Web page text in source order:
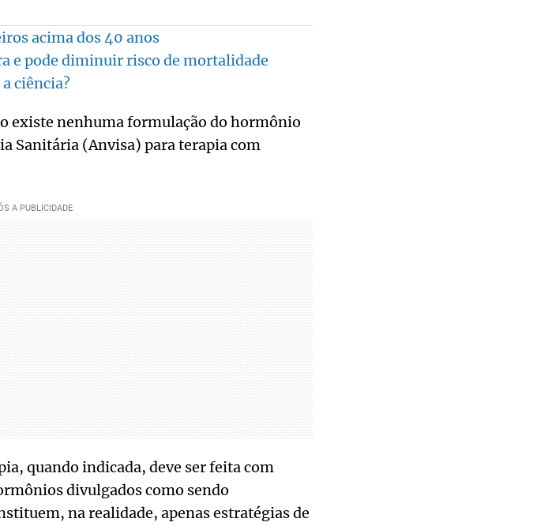
acima dos 40 anos
e pode diminuir risco de mortalidade
ciência?
existe nenhuma formulação do hormônio
Sanitária (Anvisa) para terapia com
quando indicada, deve ser feita com
divulgados como sendo
na realidade, apenas estratégias de